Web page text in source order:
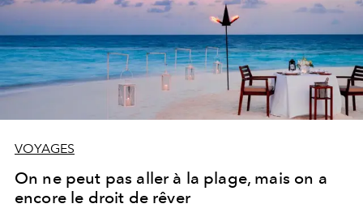
VOYAGES
On ne peut pas aller à la plage, mais on a
encore le droit de rêver